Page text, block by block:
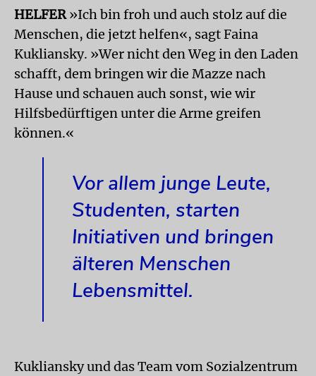
HELFER»Ich bin froh und auch stolz auf die
Menschen, die jetzt helfen«, sagt Faina
Kukliansky. »Wer nicht den Weg in den Laden
schafft, dem bringen wir die Mazze nach
Hause und schauen auch sonst, wie wir
Hilfsbedürftigen unter die Arme greifen
können.«
Vor allem junge Leute,
Studenten, starten
Initiativen und bringen
älteren Menschen
Lebensmittel.
Kukliansky und das Team vom Sozialzentrum